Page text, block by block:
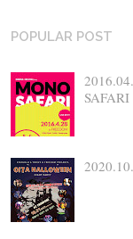
POPULAR POST